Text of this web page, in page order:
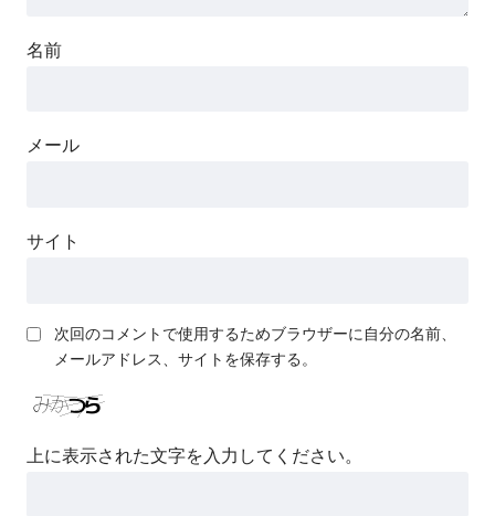
名前
メール
サイト
次回のコメントで使用するためブラウザーに自分の名前、
メールアドレス、サイトを保存する。
上に表示された文字を入力してください。